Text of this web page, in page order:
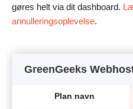
gøres helt via dit dashboard.
annulleringsoplevelse.
GreenGeeks
Plan navn